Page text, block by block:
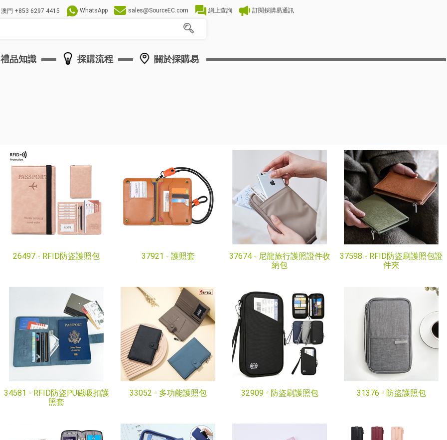
澳門 +853 6297 4415 WhatsApp sales@SourceEC.com 網上查詢 訂閱採購易通訊
禮品知識 採購流程 關於採購易
26497 - RFID防盜護照包 37921 - 護照套 37674 - 尼龍旅行護照證件收
納包
37598 - RFID防盜刷護照包證
件夾
34581 - RFID防盜PU磁吸扣護
照套
33052 - 多功能護照包 32909 - 防盜刷護照包 31376 - 防盜護照包